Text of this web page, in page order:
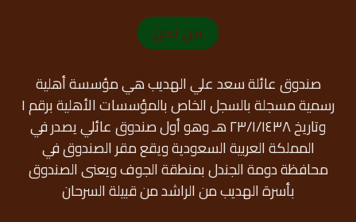
من نحن
صندوق عائلة سعد علي الهديب هي مؤسسة أهلية
رسمية مسجلة بالسجل الخاص بالمؤسسات الأهلية برقم ١
وتاريخ ٢٣/١/١٤٣٨ هـ وهو أول صندوق عائلي يصدر في
المملكة العربية السعودية ويقع مقر الصندوق في
محافظة دومة الجندل بمنطقة الجوف ويعنى الصندوق
بأسرة الهديب من الراشد من قبيلة السرحان